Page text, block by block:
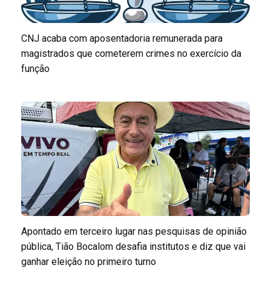
CNJ acaba com aposentadoria remunerada para
magistrados que cometerem crimes no exercício da
função
Apontado em terceiro lugar nas pesquisas de opinião
pública, Tião Bocalom desafia institutos e diz que vai
ganhar eleição no primeiro turno